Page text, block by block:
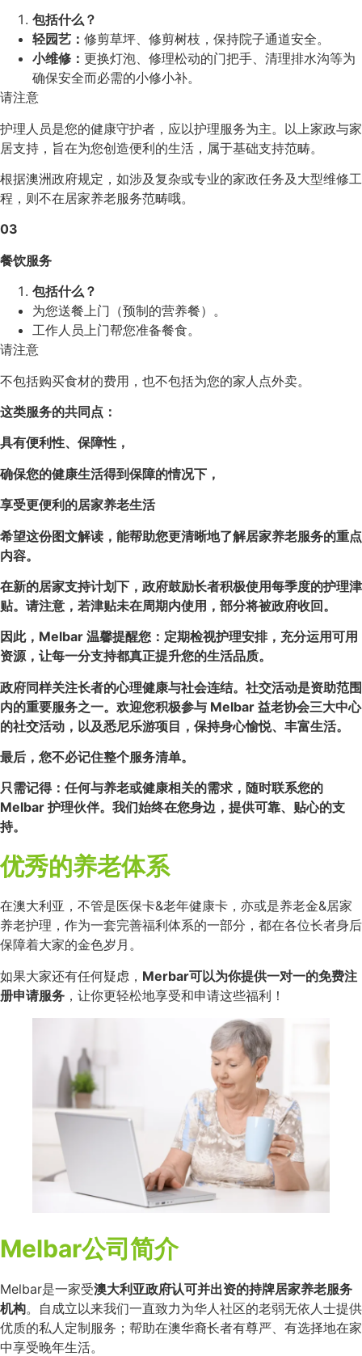
包括什么？
轻园艺： 修剪草坪、修剪树枝，保持院子通道安全。
小维修： 更换灯泡、修理松动的门把手、清理排水沟等为
确保安全而必需的小修小补。
请注意
护理人员是您的健康守护者，应以护理服务为主。以上家政与家
居支持，旨在为您创造便利的生活，属于基础支持范畴。
根据澳洲政府规定，如涉及复杂或专业的家政任务及大型维修工
程，则不在居家养老服务范畴哦。
03
餐饮服务
包括什么？
为您送餐上门（预制的营养餐）。
工作人员上门帮您准备餐食。
请注意
不包括购买食材的费用，也不包括为您的家人点外卖。
这类服务的共同点：
具有便利性、保障性，
确保您的健康生活得到保障的情况下，
享受更便利的居家养老生活
希望这份图文解读，能帮助您更清晰地了解居家养老服务的重点
内容。
在新的居家支持计划下，政府鼓励长者积极使用每季度的护理津
贴。请注意，若津贴未在周期内使用，部分将被政府收回。
因此，Melbar 温馨提醒您：定期检视护理安排，充分运用可用
资源，让每一分支持都真正提升您的生活品质。
政府同样关注长者的心理健康与社会连结。社交活动是资助范围
内的重要服务之一。欢迎您积极参与 Melbar 益老协会三大中心
的社交活动，以及悉尼乐游项目，保持身心愉悦、丰富生活。
最后，您不必记住整个服务清单。
只需记得：任何与养老或健康相关的需求，随时联系您的
Melbar 护理伙伴。我们始终在您身边，提供可靠、贴心的支
持。
优秀的养老体系
在澳大利亚，不管是医保卡&老年健康卡，亦或是养老金&居家
养老护理，作为一套完善福利体系的一部分，都在各位长者身后
保障着大家的金色岁月。
如果大家还有任何疑虑， Merbar可以为你提供一对一的免费注
册申请服务 ，让你更轻松地享受和申请这些福利！
Melbar公司简介
Melbar是一家受澳大利亚政府认可并出资的持牌居家养老服务
机构。自成立以来我们一直致力为华人社区的老弱无依人士提供
优质的私人定制服务；帮助在澳华裔长者有尊严、有选择地在家
中享受晚年生活。